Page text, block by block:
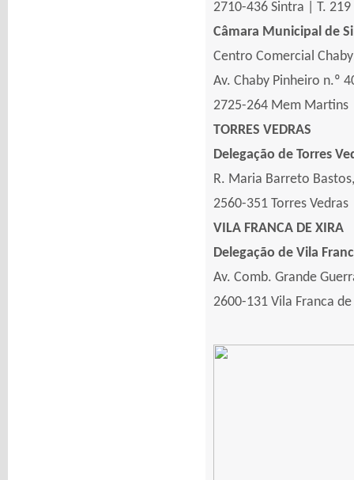
2710-436 Sintra | T. 219
Câmara Municipal de
Centro Comercial Chaby
Av. Chaby Pinheiro n.º
2725-264 Mem Martins
TORRES VEDRAS
Delegação de Torres
R. Maria Barreto
2560-351 Torres Vedras
VILA FRANCA DE XIRA
Delegação de Vila
Av. Comb. Grande
2600-131 Vila Franca